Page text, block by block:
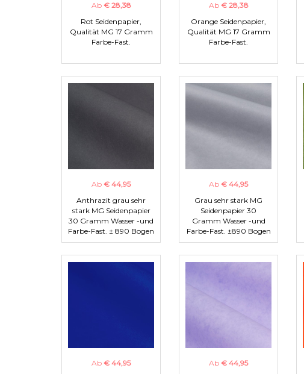
Ab € 28,38
Rot Seidenpapier,
Qualität MG 17 Gramm
Farbe-Fast.
Ab € 28,38
Orange Seidenpapier,
Qualität MG 17 Gramm
Farbe-Fast.
Ab € 44,95
Anthrazit grau sehr
stark MG Seidenpapier
30 Gramm Wasser -und
Farbe-Fast. ± 890 Bogen
Ab € 44,95
Grau sehr stark MG
Seidenpapier 30
Gramm Wasser -und
Farbe-Fast. ±890 Bogen
Ab € 44,95
Ab € 44,95